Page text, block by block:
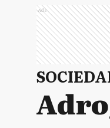
Ads